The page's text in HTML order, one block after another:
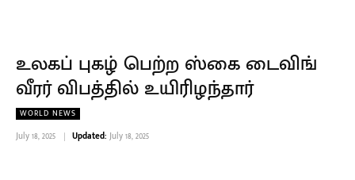
உலகப் புகழ் பெற்ற ஸ்கை டைவிங்
வீரர் விபத்தில் உயிரிழந்தார்
WORLD NEWS
July 18, 2025 Updated: July 18, 2025